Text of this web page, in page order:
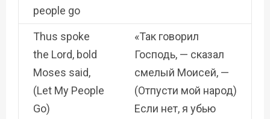
people go
Thus spoke
the Lord, bold
Moses said,
(Let My People
Go)
«Так говорил
Господь, — сказал
смелый Моисей, —
(Отпусти мой народ)
Если нет, я убью